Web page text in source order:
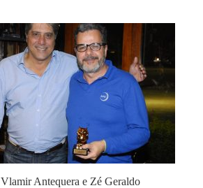
Vlamir Antequera e Zé Geraldo